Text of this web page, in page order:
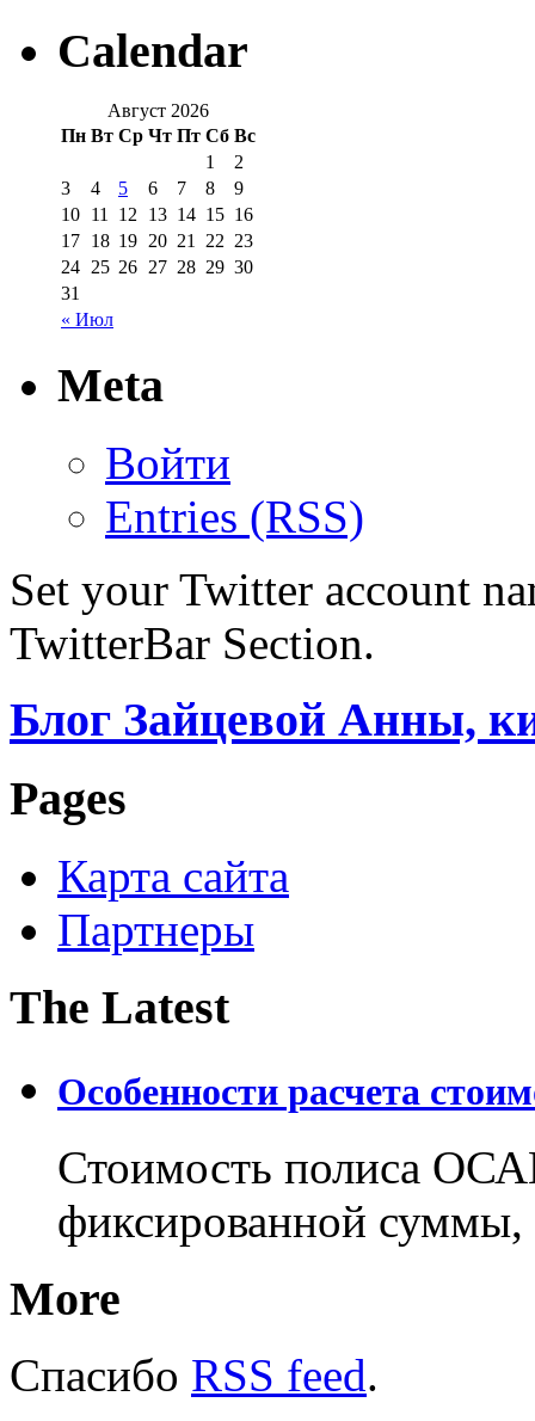
Calendar
Август 2026
Пн Вт Ср Чт Пт Сб Вс
« Июл
1
2
3
4 5 6 7 8
9
10 11 12 13 14 15 16
17 18 19 20 21 22 23
24 25 26 27 28 29 30
31
Meta
Войти
Entries (RSS)
Set your Twitter account
TwitterBar Section.
Блог Зайцевой Анны,
Pages
Карта сайта
Партнеры
The Latest
Особенности расчета
Стоимость полиса
фиксированной
More
Спасибо RSS feed.